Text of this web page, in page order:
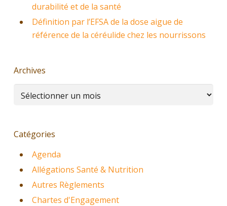
durabilité et de la santé
Définition par l’EFSA de la dose aigue de
référence de la céréulide chez les nourrissons
Archives
Archives
Catégories
Agenda
Allégations Santé & Nutrition
Autres Règlements
Chartes d'Engagement